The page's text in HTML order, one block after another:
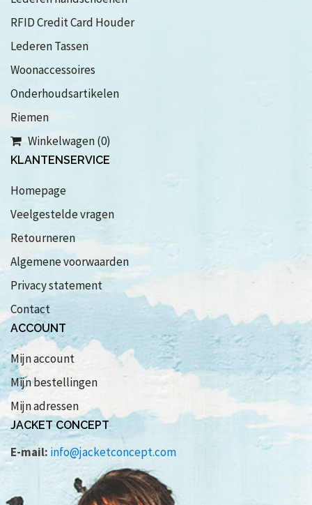
RFID Credit Card Houder
Lederen Tassen
Woonaccessoires
Onderhoudsartikelen
Riemen
Winkelwagen (0)
KLANTENSERVICE
Homepage
Veelgestelde vragen
Retourneren
Algemene voorwaarden
Privacy statement
Contact
ACCOUNT
Mijn account
Mijn bestellingen
Mijn adressen
JACKET CONCEPT
E-mail: info@jacketconcept.com